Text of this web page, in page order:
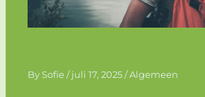
BySofie/ juli 17, 2025/Algemeen